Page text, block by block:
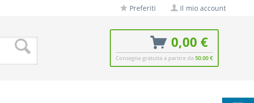
Preferiti Il mio account
0,00 €
Consegna gratuita a partire da 50.00 €